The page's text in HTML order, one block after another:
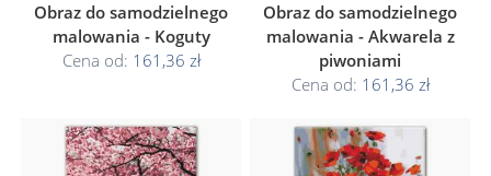
Obraz do samodzielnego
malowania - Koguty
Cena od: 161,36 zł
Obraz do samodzielnego
malowania - Akwarela z
piwoniami
Cena od: 161,36 zł